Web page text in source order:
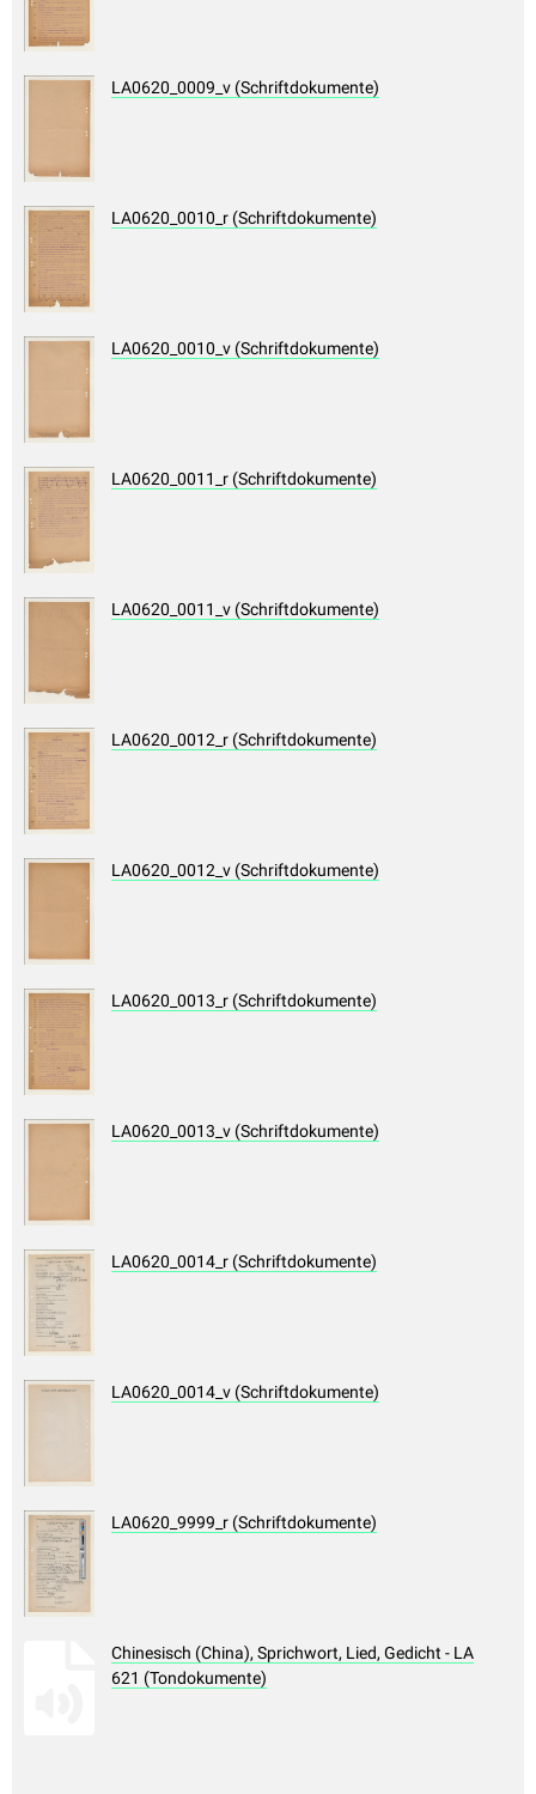
LA0620_0009_v (Schriftdokumente)
LA0620_0010_r (Schriftdokumente)
LA0620_0010_v (Schriftdokumente)
LA0620_0011_r (Schriftdokumente)
LA0620_0011_v (Schriftdokumente)
LA0620_0012_r (Schriftdokumente)
LA0620_0012_v (Schriftdokumente)
LA0620_0013_r (Schriftdokumente)
LA0620_0013_v (Schriftdokumente)
LA0620_0014_r (Schriftdokumente)
LA0620_0014_v (Schriftdokumente)
LA0620_9999_r (Schriftdokumente)
Chinesisch (China), Sprichwort, Lied, Gedicht - LA
621 (Tondokumente)